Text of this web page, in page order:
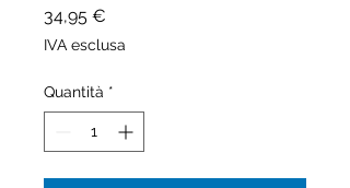
34,95 €
IVA esclusa
Quantità *